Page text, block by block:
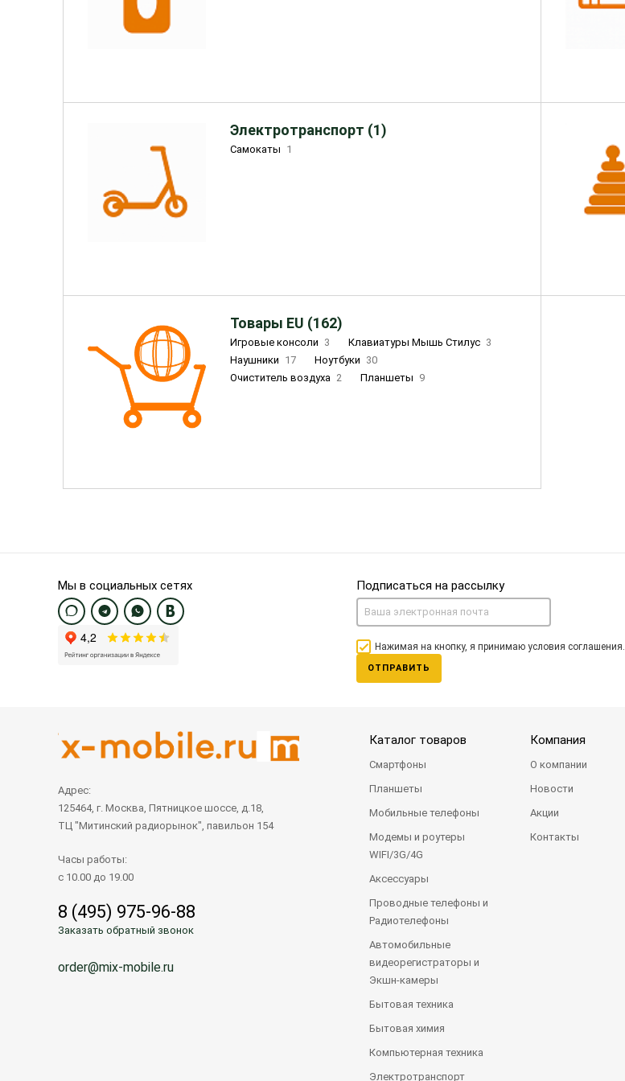
Электротранспорт (1)
Самокаты 1
Товары EU (162)
Игровые консоли 3 Клавиатуры Мышь Стилус 3
Наушники 17 Ноутбуки 30
Очиститель воздуха 2 Планшеты 9
Мы в социальных сетях Подписаться на рассылку
Нажимая на кнопку, я принимаю условия соглашения.
ОТПРАВИТЬ
Адрес:
125464, г. Москва, Пятницкое шоссе, д.18,
ТЦ "Митинский радиорынок", павильон 154
Часы работы:
с 10.00 до 19.00
8 (495) 975-96-88
Заказать обратный звонок
order@mix-mobile.ru
Каталог товаров
Смартфоны
Планшеты
Мобильные телефоны
Модемы и роутеры
WIFI/3G/4G
Аксессуары
Проводные телефоны и
Радиотелефоны
Автомобильные
видеорегистраторы и
Экшн-камеры
Бытовая техника
Бытовая химия
Компьютерная техника
Электротранспорт
Компания
О компании
Новости
Акции
Контакты